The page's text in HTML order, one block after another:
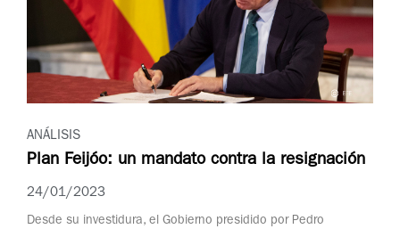
ANÁLISIS
Plan Feijóo: un mandato contra la resignación
24/01/2023
Desde su investidura, el Gobierno presidido por Pedro